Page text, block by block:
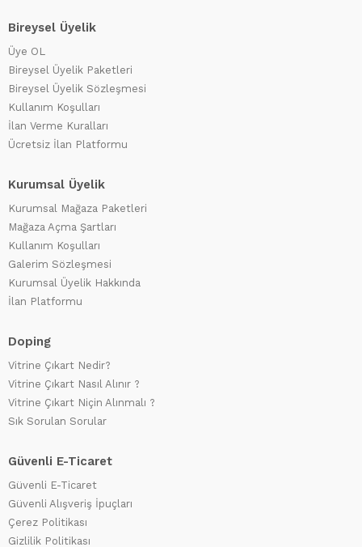
Bireysel Üyelik
Üye OL
Bireysel Üyelik Paketleri
Bireysel Üyelik Sözleşmesi
Kullanım Koşulları
İlan Verme Kuralları
Ücretsiz İlan Platformu
Kurumsal Üyelik
Kurumsal Mağaza Paketleri
Mağaza Açma Şartları
Kullanım Koşulları
Galerim Sözleşmesi
Kurumsal Üyelik Hakkında
İlan Platformu
Doping
Vitrine Çıkart Nedir?
Vitrine Çıkart Nasıl Alınır ?
Vitrine Çıkart Niçin Alınmalı ?
Sık Sorulan Sorular
Güvenli E-Ticaret
Güvenli E-Ticaret
Güvenli Alışveriş İpuçları
Çerez Politikası
Gizlilik Politikası